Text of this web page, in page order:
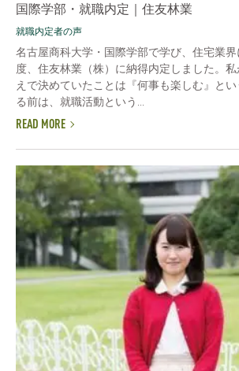
国際学部・就職内定｜住友林業
就職内定者の声
名古屋商科大学・国際学部で学び、住宅業
度、住友林業（株）に納得内定しました。
えで決めていたことは『何事も楽しむ』と
る前は、就職活動という...
READ MORE